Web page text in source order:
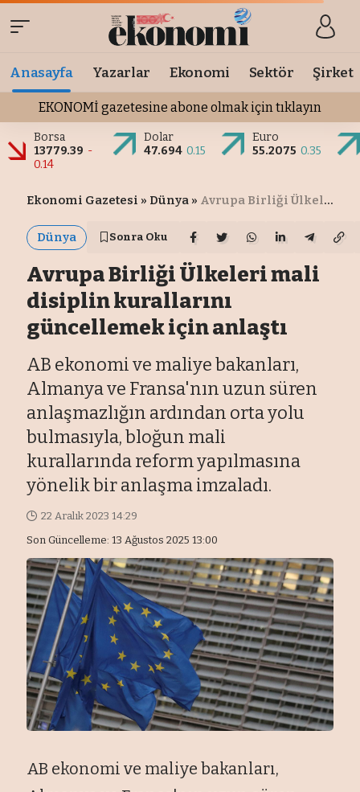
Anasayfa Yazarlar Ekonomi Sektör Şirket
EKONOMİ gazetesine abone olmak için tıklayın
Borsa
13779.39 -
0.14
Dolar
47.694 0.15
Euro
55.2075 0.35
Ekonomi Gazetesi » Dünya » Avrupa Birliği Ülkeleri mali disiplin kurallarını güncellemek için anlaştı
Dünya Sonra Oku
Avrupa Birliği Ülkeleri mali
disiplin kurallarını
güncellemek için anlaştı
AB ekonomi ve maliye bakanları,
Almanya ve Fransa'nın uzun süren
anlaşmazlığın ardından orta yolu
bulmasıyla, bloğun mali
kurallarında reform yapılmasına
yönelik bir anlaşma imzaladı.
Son Güncelleme: 13 Ağustos 2025 13:00
22 Aralık 2023 14:29
AB ekonomi ve maliye bakanları,